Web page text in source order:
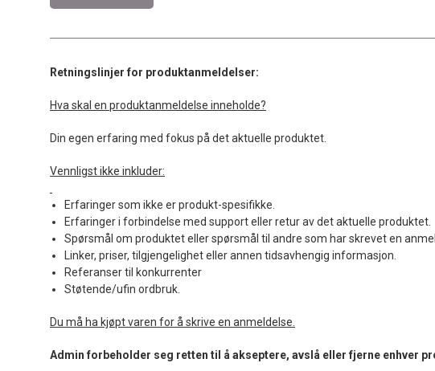
Retningslinjer for produktanmeldelser:
Hva skal en produktanmeldelse inneholde?
Din egen erfaring med fokus på det aktuelle produktet.
Vennligst ikke inkluder:
Erfaringer som ikke er produkt-spesifikke.
Erfaringer i forbindelse med support eller retur av det aktuelle produktet.
Spørsmål om produktet eller spørsmål til andre som har skrevet en
Linker, priser, tilgjengelighet eller annen tidsavhengig informasjon.
Referanser til konkurrenter
Støtende/ufin ordbruk.
Du må ha kjøpt varen for å skrive en anmeldelse.
Admin forbeholder seg retten til å akseptere, avslå eller fjerne enhver